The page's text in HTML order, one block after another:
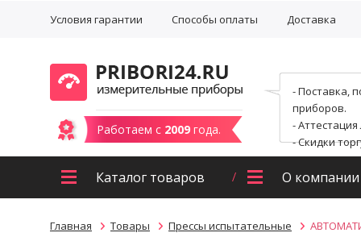
Условия гарантии Способы оплаты Доставка
Работаем с 2009 года.
- Поставка,
приборов.
-
- Скидки
Каталог товаров О компании
Главная Товары Прессы испытательные